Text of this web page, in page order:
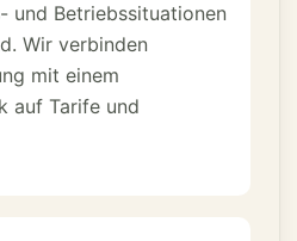
und Betriebssituationen
Wir verbinden
mit einem
auf Tarife und